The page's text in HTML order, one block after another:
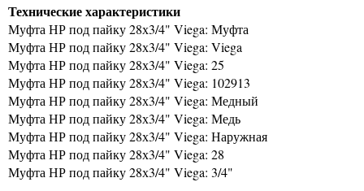
Технические характеристики
Муфта НР под пайку 28х3/4" Viega: Муфта
Муфта НР под пайку 28х3/4" Viega: Viega
Муфта НР под пайку 28х3/4" Viega: 25
Муфта НР под пайку 28х3/4" Viega: 102913
Муфта НР под пайку 28х3/4" Viega: Медный
Муфта НР под пайку 28х3/4" Viega: Медь
Муфта НР под пайку 28х3/4" Viega: Наружная
Муфта НР под пайку 28х3/4" Viega: 28
Муфта НР под пайку 28х3/4" Viega: 3/4"